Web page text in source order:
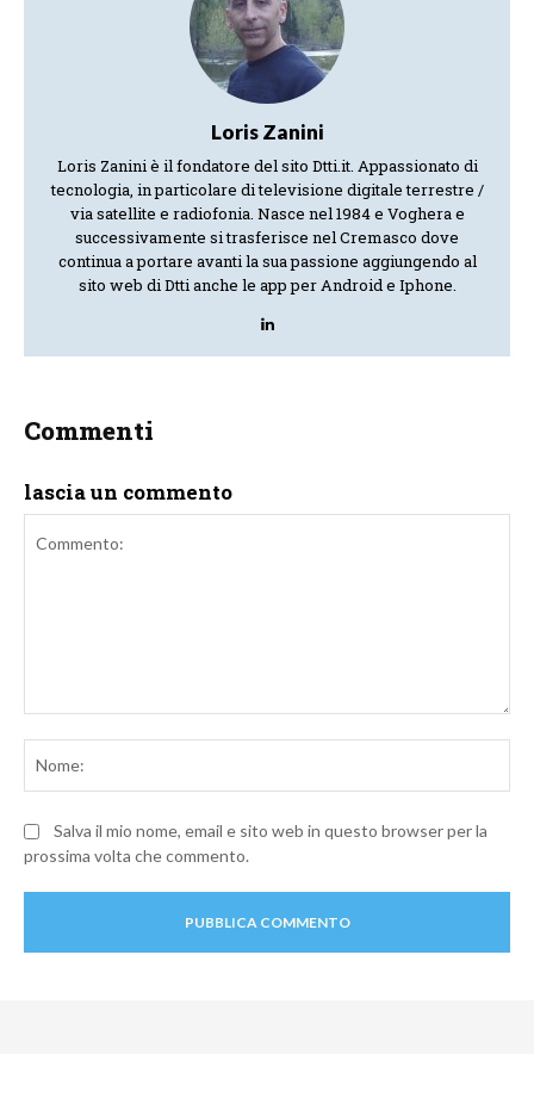
Loris Zanini
Loris Zanini è il fondatore del sito Dtti.it. Appassionato di
tecnologia, in particolare di televisione digitale terrestre /
via satellite e radiofonia. Nasce nel 1984 e Voghera e
successivamente si trasferisce nel Cremasco dove
continua a portare avanti la sua passione aggiungendo al
sito web di Dtti anche le app per Android e Iphone.
Commenti
lascia un commento
Salva il mio nome, email e sito web in questo browser per la
prossima volta che commento.